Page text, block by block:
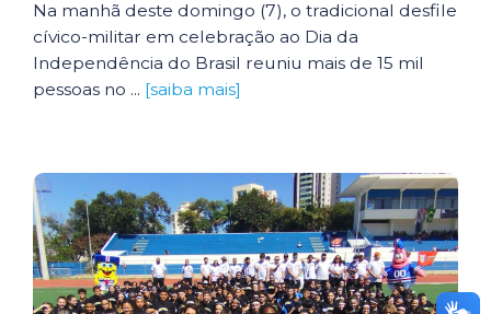
Na manhã deste domingo (7), o tradicional desfile
cívico-militar em celebração ao Dia da
Independência do Brasil reuniu mais de 15 mil
pessoas no ... [saiba mais]